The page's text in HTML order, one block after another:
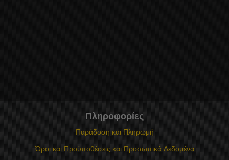
Πληροφορίες
Παράδοση και Πληρωμή
Όροι και Προϋποθέσεις και Προσωπικά Δεδομένα